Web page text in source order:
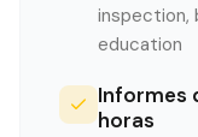
inspection,
education
Informes
horas